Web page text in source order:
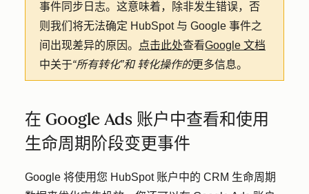
事件同步日志。这意味着，除非发生错误，否
则我们将无法确定 HubSpot 与 Google 事件之
间出现差异的原因。
点击此处查看Google 文档
中关于“所有转化”和转化操作的更多信息。
在 Google Ads 账户中查看和使用
生命周期阶段变更事件
Google 将使用您 HubSpot 账户中的 CRM 生命周期